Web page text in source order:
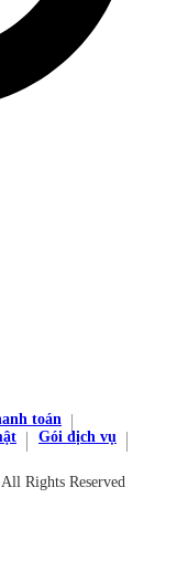
toán
Gói dịch vụ
Rights Reserved